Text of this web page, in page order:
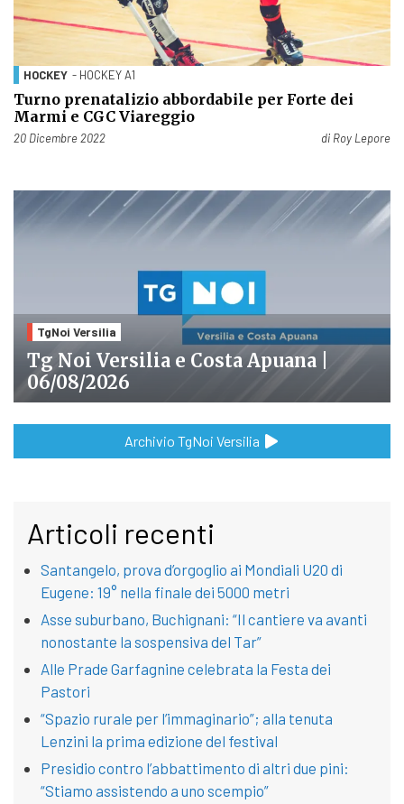
HOCKEY - HOCKEY A1
Turno prenatalizio abbordabile per Forte dei
Marmi e CGC Viareggio
Pubblicato il
20 Dicembre 2022 di Roy Lepore
TgNoi Versilia
Tg Noi Versilia e Costa Apuana |
06/08/2026
Archivio TgNoi Versilia
Articoli recenti
Santangelo, prova d’orgoglio ai Mondiali U20 di
Eugene: 19° nella finale dei 5000 metri
Asse suburbano, Buchignani: “Il cantiere va avanti
nonostante la sospensiva del Tar”
Alle Prade Garfagnine celebrata la Festa dei
Pastori
“Spazio rurale per l’immaginario”; alla tenuta
Lenzini la prima edizione del festival
Presidio contro l’abbattimento di altri due pini:
“Stiamo assistendo a uno scempio”